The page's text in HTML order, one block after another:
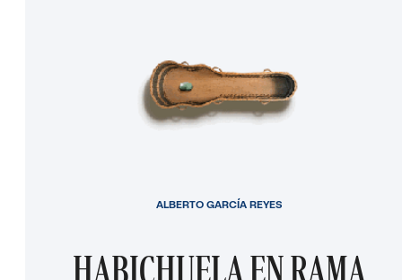
HABICHUELA EN RAMA
ALBERTO GARCÍA REYES